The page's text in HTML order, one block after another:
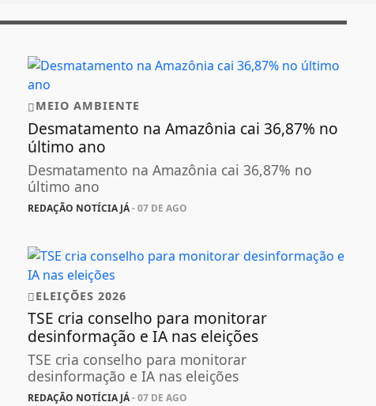
MEIO AMBIENTE
Desmatamento na Amazônia cai 36,87% no
último ano
Desmatamento na Amazônia cai 36,87% no
último ano
REDAÇÃO NOTÍCIA JÁ- 07 DE AGO
ELEIÇÕES 2026
TSE cria conselho para monitorar
desinformação e IA nas eleições
TSE cria conselho para monitorar
desinformação e IA nas eleições
REDAÇÃO NOTÍCIA JÁ- 07 DE AGO